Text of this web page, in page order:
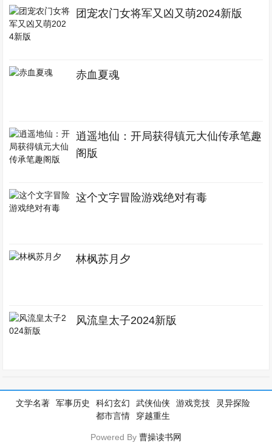
团宠农门女将军又凶又萌2024新版
赤血夏魂
逍遥地仙：开局获得镇元大仙传承笔趣
阁版
这个文字冒险游戏绝对有毒
林枫苏月夕
风流皇太子2024新版
文学名著 军事历史 科幻玄幻 武侠仙侠 游戏竞技
灵异探险
都市言情
穿越重生
Powered By 曹操读书网